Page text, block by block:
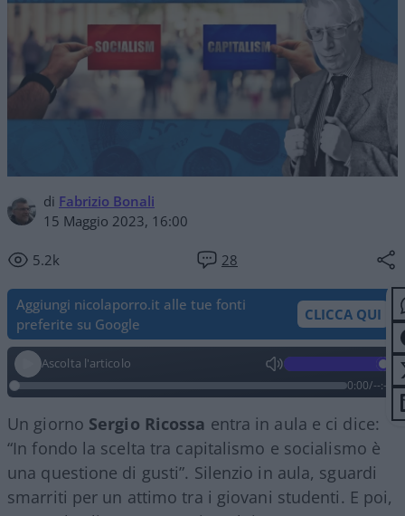
di Fabrizio Bonali
15 Maggio 2023, 16:00
5.2k 28
Aggiungi nicolaporro.it alle tue fonti
preferite su Google
CLICCA QUI
Ascolta l'articolo
0:00/--:--
Un giorno Sergio Ricossa entra in aula e ci dice:
“In fondo la scelta tra capitalismo e socialismo è
una questione di gusti”. Silenzio in aula, sguardi
smarriti per un attimo tra i giovani studenti. E poi,